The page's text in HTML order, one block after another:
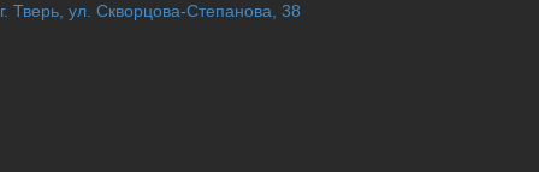
г. Тверь, ул. Скворцова-Степанова, 38